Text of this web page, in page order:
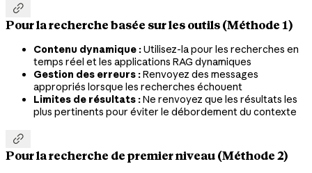

Pour la recherche basée sur les outils (Méthode 1)
Contenu dynamique :Utilisez-la pour les recherches en
temps réel et les applications RAG dynamiques
Gestion des erreurs :Renvoyez des messages
appropriés lorsque les recherches échouent
Limites de résultats :Ne renvoyez que les résultats les
plus pertinents pour éviter le débordement du contexte

Pour la recherche de premier niveau (Méthode 2)